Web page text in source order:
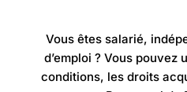
Vous êtes salarié,
d’emploi ? Vous pouvez
conditions, les droits